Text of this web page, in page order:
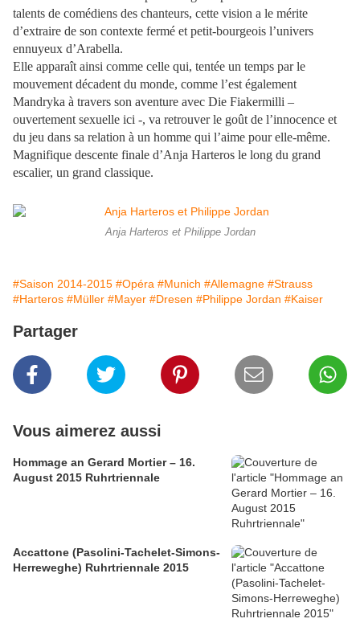
talents de comédiens des chanteurs, cette vision a le mérite
d’extraire de son contexte fermé et petit-bourgeois l’univers
ennuyeux d’Arabella.
Elle apparaît ainsi comme celle qui, tentée un temps par le
mouvement décadent du monde, comme l’est également
Mandryka à travers son aventure avec Die Fiakermilli –
ouvertement sexuelle ici -, va retrouver le goût de l’innocence et
du jeu dans sa relation à un homme qui l’aime pour elle-même.
Magnifique descente finale d’Anja Harteros le long du grand
escalier, un grand classique.
Anja Harteros et Philippe Jordan
#Saison 2014-2015 #Opéra #Munich #Allemagne #Strauss
#Harteros #Müller #Mayer #Dresen #Philippe Jordan #Kaiser
Partager
Vous aimerez aussi
Hommage an Gerard Mortier – 16.
August 2015 Ruhrtriennale
Accattone (Pasolini-Tachelet-Simons-
Herreweghe) Ruhrtriennale 2015